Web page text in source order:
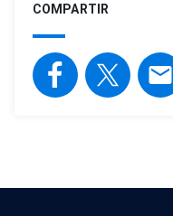
COMPARTIR
email